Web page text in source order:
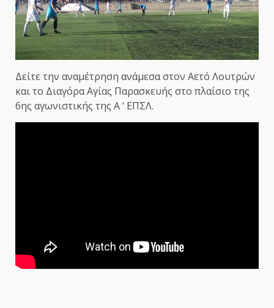
Δείτε την αναμέτρηση ανάμεσα στον Αετό Λουτρών
και το Διαγόρα Αγίας Παρασκευής στο πλαίσιο της
6ης αγωνιστικής της Α ‘ ΕΠΣΛ.